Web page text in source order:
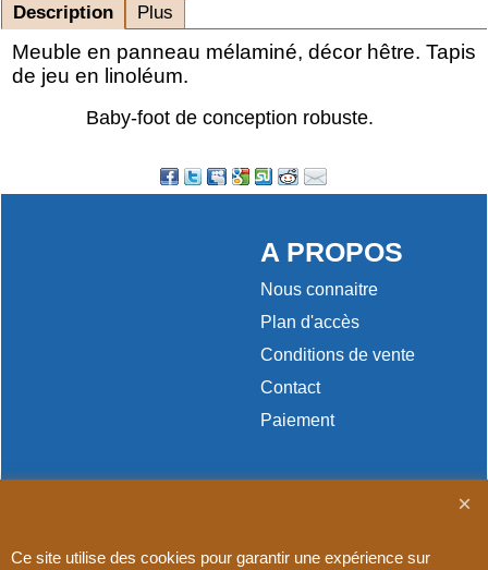
Description Plus
Meuble en panneau mélaminé, décor hêtre. Tapis
de jeu en linoléum.
Baby-foot de conception robuste.
A PROPOS
Nous connaitre
Plan d'accès
Conditions de vente
Contact
Paiement
Boutique en ligne créés
Ce site utilise des cookies pour garantir une expérience sur